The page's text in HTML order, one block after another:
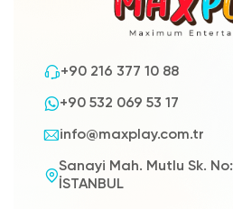
+90 216 377 10 88
+90 532 069 53 17
info@maxplay.com.tr
Sanayi Mah. Mutlu Sk.
İSTANBUL